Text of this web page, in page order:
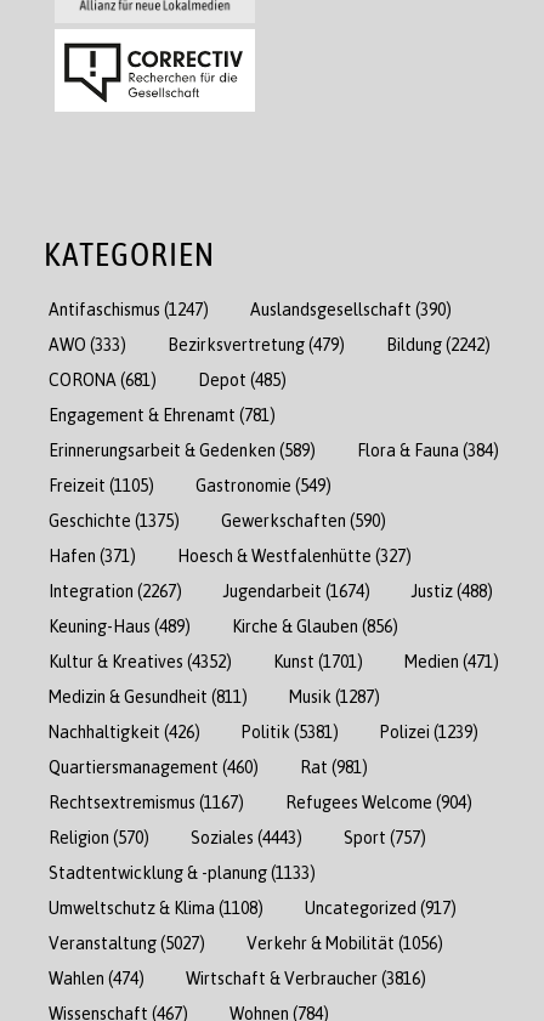
KATEGORIEN
Antifaschismus (1247) Auslandsgesellschaft (390)
AWO (333) Bezirksvertretung(479) Bildung(2242)
CORONA (681) Depot (485)
Engagement & Ehrenamt (781)
Erinnerungsarbeit & Gedenken (589) Flora & Fauna (384)
Freizeit (1105) Gastronomie (549)
Geschichte (1375) Gewerkschaften (590)
Hafen (371) Hoesch & Westfalenhütte (327)
Integration (2267) Jugendarbeit (1674) Justiz(488)
Keuning-Haus (489) Kirche & Glauben (856)
Kultur & Kreatives (4352) Kunst (1701) Medien (471)
Medizin & Gesundheit (811) Musik (1287)
Nachhaltigkeit (426) Politik (5381) Polizei (1239)
Quartiersmanagement (460) Rat (981)
Rechtsextremismus (1167) Refugees Welcome (904)
Religion (570) Soziales (4443) Sport (757)
Stadtentwicklung & -planung(1133)
Umweltschutz & Klima (1108) Uncategorized (917)
Veranstaltung(5027) Verkehr & Mobilität (1056)
Wahlen (474) Wirtschaft & Verbraucher(3816)
Wissenschaft (467) Wohnen (784)